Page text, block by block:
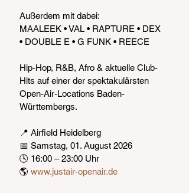
Außerdem mit dabei:
MAALEEK • VAL • RAPTURE • DEX
• DOUBLE E • G FUNK • REECE
Hip-Hop, R&B, Afro & aktuelle Club-
Hits auf einer der spektakulärsten
Open-Air-Locations Baden-
Württembergs.
📍 Airfield Heidelberg
📅 Samstag, 01. August 2026
🕓 16:00 – 23:00 Uhr
🌎 www.justair-openair.de